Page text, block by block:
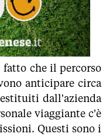
che il percorso
anticipare circa
dall'azienda
viaggiante c'è
Questi sono i